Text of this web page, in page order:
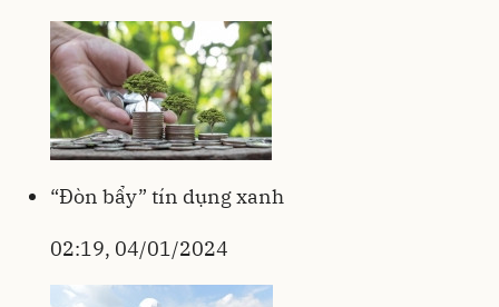
“Đòn bẩy” tín dụng xanh
02:19, 04/01/2024